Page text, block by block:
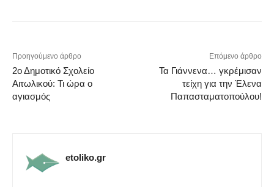
Προηγούμενο άρθρο
2ο Δημοτικό Σχολείο
Αιτωλικού: Τι ώρα ο
αγιασμός
Επόμενο άρθρο
Τα Γιάννενα… γκρέμισαν
τείχη για την Έλενα
Παπασταματοπούλου!
etoliko.gr